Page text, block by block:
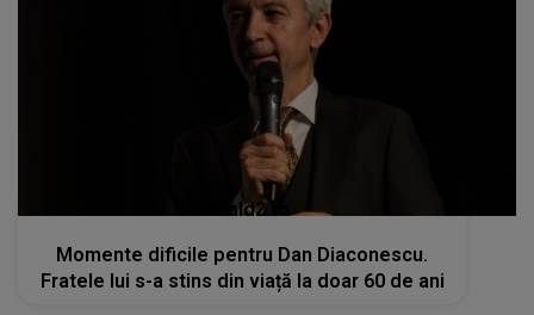
kanald2.ro
Momente dificile pentru Dan Diaconescu.
Fratele lui s-a stins din viață la doar 60 de ani